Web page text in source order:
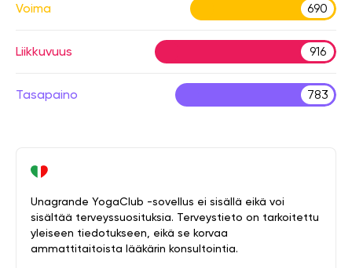
Voima 690
Liikkuvuus 916
Tasapaino 783
Unagrande YogaClub -sovellus ei sisällä eikä voi
sisältää terveyssuosituksia. Terveystieto on tarkoitettu
yleiseen tiedotukseen, eikä se korvaa
ammattitaitoista lääkärin konsultointia.